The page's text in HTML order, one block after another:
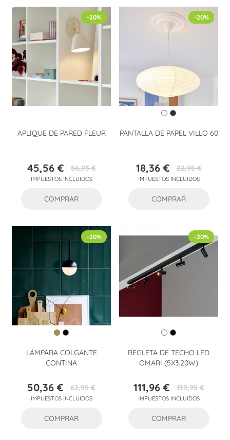
APLIQUE DE PARED FLEUR
Precio
45,56 €Precio
base
56,95 €
IMPUESTOS INCLUIDOS
-20%
COMPRAR
PANTALLA DE PAPEL VILLO 60
Precio
18,36 €Precio
base
22,95 €
IMPUESTOS INCLUIDOS
-20%
COMPRAR
LÁMPARA COLGANTE
CONTINA
Precio
50,36 €Precio
base
62,95 €
IMPUESTOS INCLUIDOS
-20%
COMPRAR
REGLETA DE TECHO LED
OMARI (5X3.20W)
Precio
111,96 €Precio
base
139,95 €
IMPUESTOS INCLUIDOS
-20%
COMPRAR